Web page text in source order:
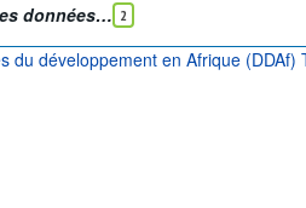
données… 2
du développement en Afrique